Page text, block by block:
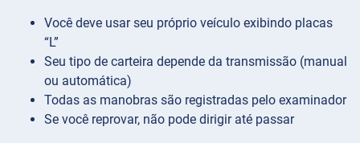
Você deve usar seu próprio veículo exibindo placas
“L”
Seu tipo de carteira depende da transmissão (manual
ou automática)
Todas as manobras são registradas pelo examinador
Se você reprovar, não pode dirigir até passar